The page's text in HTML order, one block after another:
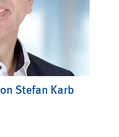
Stefan Karb